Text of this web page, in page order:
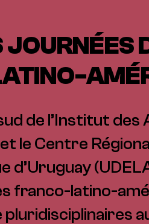
JOURNÉES
de l’Institut des
le Centre
d’Uruguay
franco-latino-